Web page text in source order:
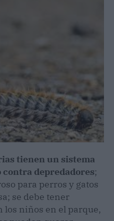
tienen un sistema
depredadores;
para perros y gatos
se debe tener
los niños en el parque,